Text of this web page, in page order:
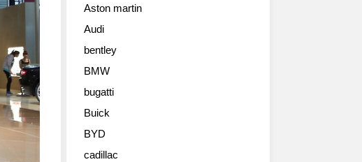
Aston martin
Audi
bentley
BMW
bugatti
Buick
BYD
cadillac